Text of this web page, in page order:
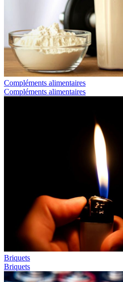
Compléments alimentaires
Compléments alimentaires
Briquets
Briquets